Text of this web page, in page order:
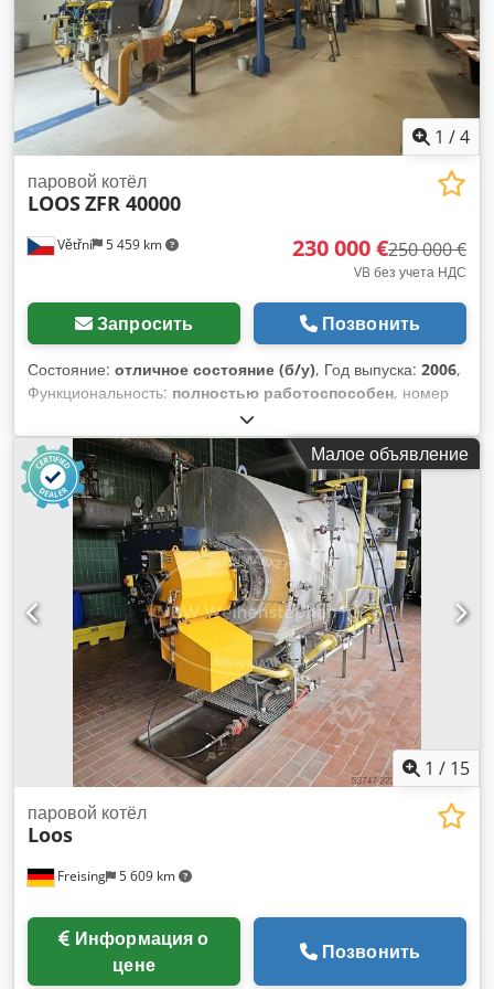
1 /4
Větřní 5 459 km
паровой котёл
LOOSZFR 40000
230 000 €250 000 €
VB без учета НДС
Запросить Позвонить
Состояние: отличное состояние (б/у), Год выпуска: 2006,
Функциональность: полностью работоспособен, номер
машины/транспортного средства:
температура:192 °C, номинальная тепловая мощность:
26 200 кВт (35 622,04 л.с.), Паровой котел LOOS (BOSCH)
40 т/ч в очень хорошем состоянии, 2006 года выпуска. Два
газовых горелки SAACKE. Температура пара 192°C.
Включает установку для подготовки котловой воды. Cedpfx
Ajy Iza Uslwjha
Малое объявление
1 / 15
Freising 5 609 km
паровой котёл
Loos
цене
Позвонить